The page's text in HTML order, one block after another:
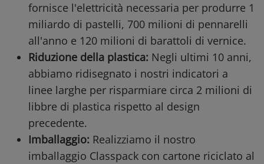
fornisce l'elettricità necessaria per produrre 1
miliardo di pastelli, 700 milioni di pennarelli
all'anno e 120 milioni di barattoli di vernice.
Riduzione della plastica: Negli ultimi 10 anni,
abbiamo ridisegnato i nostri indicatori a
linee larghe per risparmiare circa 2 milioni di
libbre di plastica rispetto al design
precedente.
Imballaggio: Realizziamo il nostro
imballaggio Classpack con cartone riciclato al